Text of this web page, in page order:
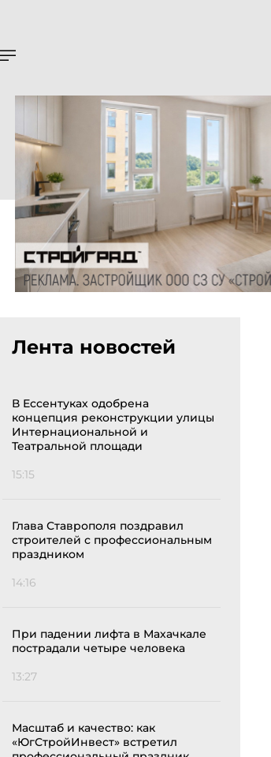
Лента новостей
В Ессентуках одобрена
концепция реконструкции улицы
Интернациональной и
Театральной площади
15:15
Глава Ставрополя поздравил
строителей с профессиональным
праздником
14:16
При падении лифта в Махачкале
пострадали четыре человека
13:27
Масштаб и качество: как
«ЮгСтройИнвест» встретил